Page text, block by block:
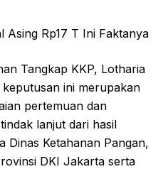
Asing Rp17 T Ini Faktanya
Tangkap KKP, Lotharia
ini merupakan
pertemuan dan
lanjut dari hasil
Dinas Ketahanan Pangan,
DKI Jakarta serta